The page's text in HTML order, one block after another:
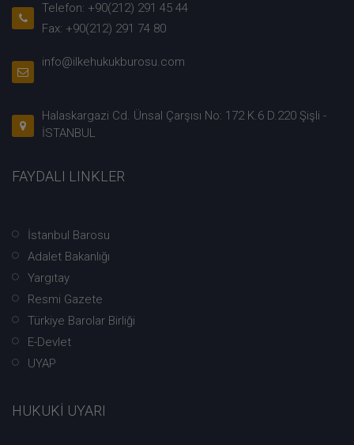
Telefon: +90(212) 291 45 44
Fax: +90(212) 291 74 80
info@ilkehukukburosu.com
Halaskargazi Cd. Ünsal Çarşısı No: 172 K.6 D.220 Şişli -
İSTANBUL
FAYDALI LINKLER
İstanbul Barosu
Adalet Bakanlığı
Yargıtay
Resmi Gazete
Türkiye Barolar Birliği
E-Devlet
UYAP
HUKUKİ UYARI